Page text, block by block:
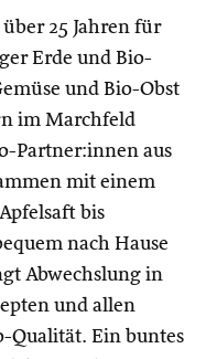
25 Jahren für
Erde und Bio-
und Bio-Obst
im Marchfeld
Partner:innen aus
mit einem
bis
nach Hause
Abwechslung in
und allen
Qualität. Ein buntes